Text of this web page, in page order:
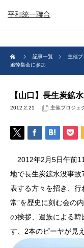
平和統一聯合
記事一覧 主催プ
追悼集会に参加
【山口】長生炭鉱
2012.2.21 主催プロジェ
2012年2月5日午前
地で長生炭鉱水没事
表する方々を招き、行
常”を歴史に刻む会の
の挨拶、遺族による
す、2本のピーヤが見